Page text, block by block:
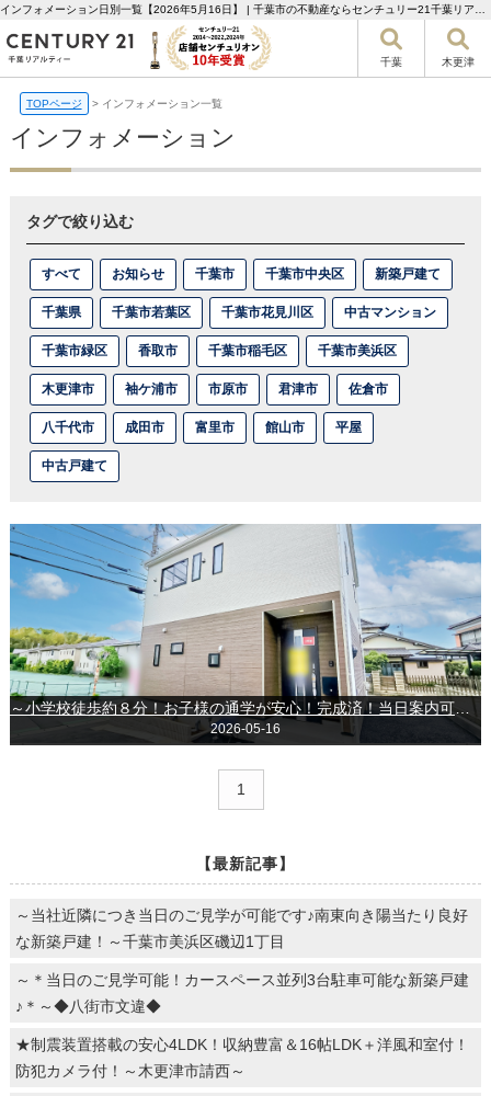
千葉 木更津
TOPページ > インフォメーション一覧
インフォメーション
タグで絞り込む
すべて お知らせ 千葉市 千葉市中央区 新築戸建て
千葉県 千葉市若葉区 千葉市花見川区 中古マンション
千葉市緑区 香取市 千葉市稲毛区 千葉市美浜区
木更津市 袖ケ浦市 市原市 君津市 佐倉市
八千代市 成田市 富里市 館山市 平屋
中古戸建て
～小学校徒歩約８分！お子様の通学が安心！完成済！当日案内可能千葉市若葉区桜木北３丁目
2026-05-16
1
【最新記事】
～当社近隣につき当日のご見学が可能です♪南東向き陽当たり良好
な新築戸建！～千葉市美浜区磯辺1丁目
～＊当日のご見学可能！カースペース並列3台駐車可能な新築戸建
♪＊～◆八街市文違◆
★制震装置搭載の安心4LDK！収納豊富＆16帖LDK＋洋風和室付！
防犯カメラ付！～木更津市請西～